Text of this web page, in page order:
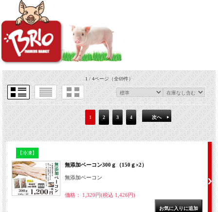
1 / 4ページ（全69件）
1 2 3 4 次へ
【冷凍】
無添加ベーコン300ｇ（150ｇ×2）
無添加ベーコン
価格： 1,320円(税込 1,426円)